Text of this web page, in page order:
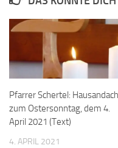
Pfarrer Schertel:
zum Ostersonntag, dem 4.
April 2021 (Text)
4. APRIL 2021